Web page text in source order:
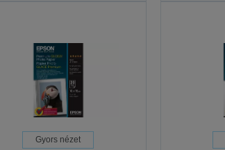
Gyors nézet